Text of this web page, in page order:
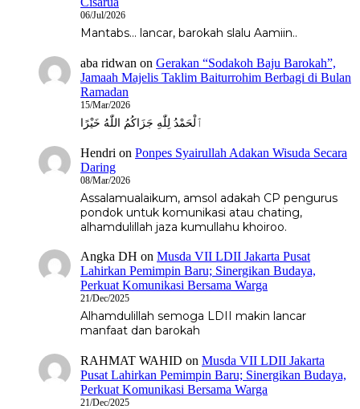
06/Jul/2026
Mantabs... lancar, barokah slalu Aamiin..
aba ridwan on Gerakan “Sodakoh Baju Barokah”,
Jamaah Majelis Taklim Baiturrohim Berbagi di Bulan
Ramadan
15/Mar/2026
ٱلْحَمْدُ لِلّٰهِ جَزَاكُمُ اللّٰهُ خَيْرًا
Hendri on Ponpes Syairullah Adakan Wisuda Secara
Daring
08/Mar/2026
Assalamualaikum, amsol adakah CP pengurus
pondok untuk komunikasi atau chating,
alhamdulillah jaza kumullahu khoiroo.
Angka DH on Musda VII LDII Jakarta Pusat
Lahirkan Pemimpin Baru; Sinergikan Budaya,
Perkuat Komunikasi Bersama Warga
21/Dec/2025
Alhamdulillah semoga LDII makin lancar
manfaat dan barokah
RAHMAT WAHID on Musda VII LDII Jakarta
Pusat Lahirkan Pemimpin Baru; Sinergikan Budaya,
Perkuat Komunikasi Bersama Warga
21/Dec/2025